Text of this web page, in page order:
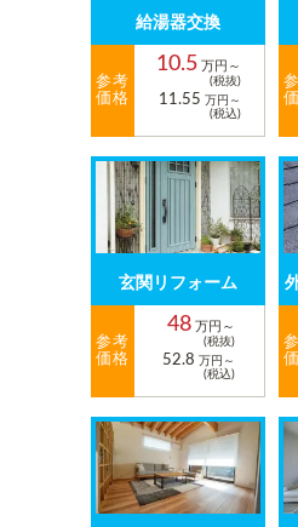
給湯器交換
参考
価格
10.5 万円～
(税抜)
11.55 万円～
(税込)
玄関リフォーム
参考
価格
48 万円～
(税抜)
52.8 万円～
(税込)